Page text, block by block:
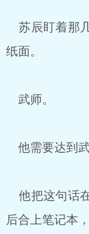
苏辰盯着那
纸面。
武师。
他需要达到武
他把这句话
后合上笔记本